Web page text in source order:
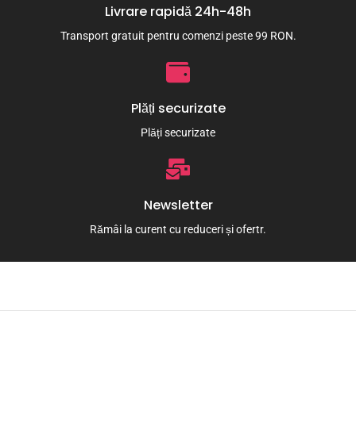
Livrare rapidă 24h-48h
Transport gratuit pentru comenzi peste 99 RON.
Plăți securizate
Plăți securizate
Newsletter
Rămâi la curent cu reduceri și ofertr.